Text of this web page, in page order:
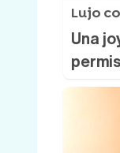
Lujo
Una